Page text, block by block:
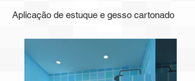
Aplicação de estuque e gesso cartonado